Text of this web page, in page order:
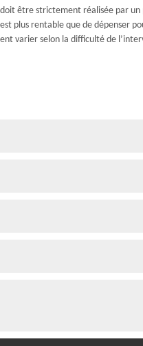
être strictement réalisée par
plus rentable que de dépenser
varier selon la difficulté de